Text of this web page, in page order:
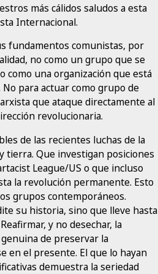
más cálidos saludos a esta
Internacional.
fundamentos comunistas, por
no como un grupo que se
como una organización que está
para actuar como grupo de
que ataque directamente al
revolucionaria.
de las recientes luchas de la
tierra. Que investigan posiciones
League/US o que incluso
la revolución permanente. Esto
grupos contemporáneos.
su historia, sino que lleve hasta
y no desechar, la
de preservar la
en el presente. El que lo hayan
demuestra la seriedad